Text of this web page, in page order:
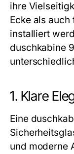
ihre
Ecke als
installiert
duschkabine
1. Klare
Eine
und moderne